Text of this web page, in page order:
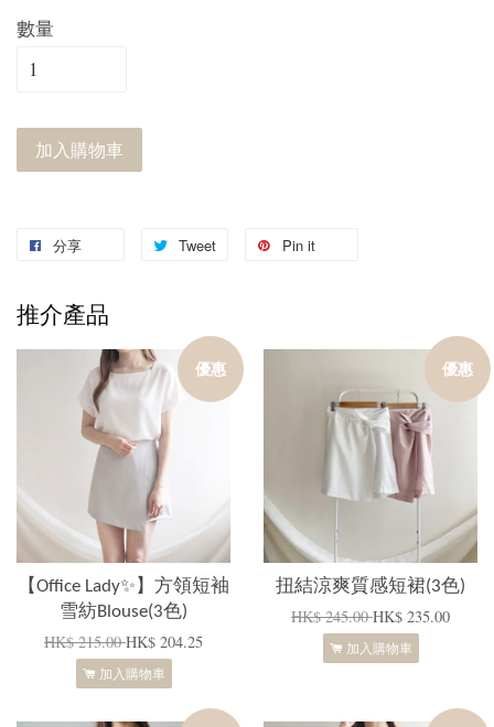
數量
加入購物車
分享 Tweet Pin it
推介產品
優惠
【Office Lady✨】方領短袖
雪紡Blouse(3色)
HK$ 215.00HK$ 204.25
加入購物車
優惠
扭結涼爽質感短裙(3色)
HK$ 245.00HK$ 235.00
加入購物車